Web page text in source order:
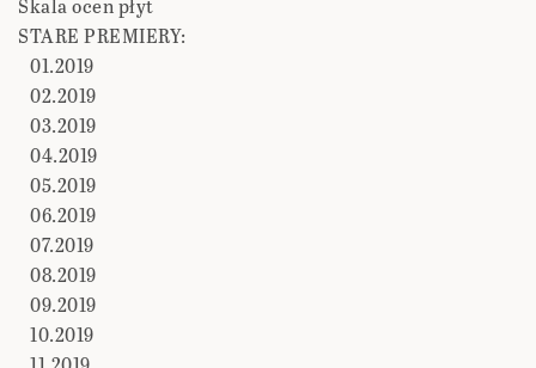
STARE PREMIERY:
01.2019
02.2019
03.2019
04.2019
05.2019
06.2019
07.2019
08.2019
09.2019
10.2019